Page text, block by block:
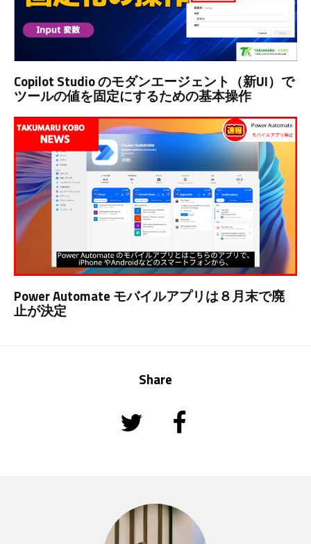
Copilot Studio のモダンエージェント（新UI）で
ツールの値を固定にするための基本操作
Power Automate モバイルアプリは８月末で廃
止が決定
Share